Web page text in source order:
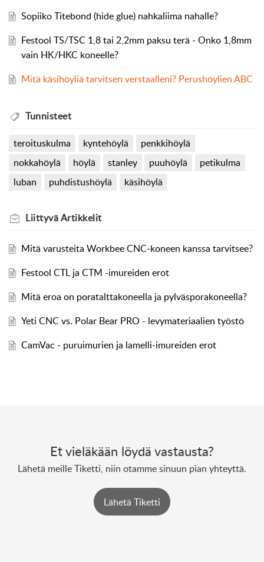
Sopiiko Titebond (hide glue) nahkaliima nahalle?
Festool TS/TSC 1,8 tai 2,2mm paksu terä - Onko 1,8mm
vain HK/HKC koneelle?
Mitä käsihöyliä tarvitsen verstaalleni? Perushöylien ABC
Tunnisteet
teroituskulma kyntehöylä
penkkihöylä
nokkahöylä
höylä stanley puuhöylä
petikulma
luban
puhdistushöylä käsihöylä
LiittyväArtikkelit
Mitä varusteita Workbee CNC-koneen kanssa tarvitsee?
Festool CTL ja CTM -imureiden erot
Mitä eroa on poratalttakoneella ja pylväsporakoneella?
Yeti CNC vs. Polar Bear PRO - levymateriaalien työstö
CamVac - puruimurien ja lamelli-imureiden erot
Et vieläkään löydä vastausta?
Lähetä meille Tiketti, niin otamme sinuun pian yhteyttä.
Lähetä Tiketti